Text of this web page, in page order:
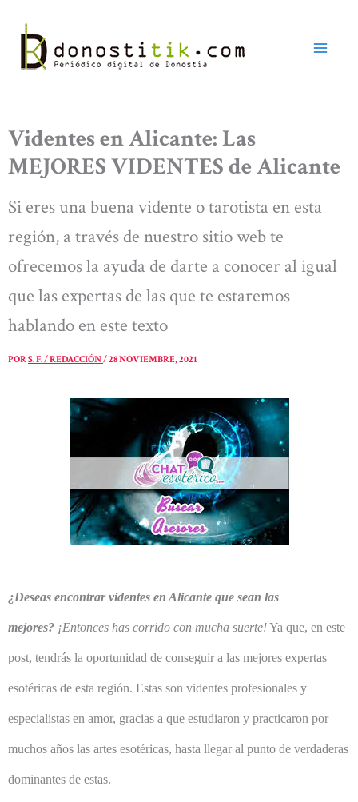
contenido
Videntes en Alicante: Las
MEJORES VIDENTES de Alicante
Si eres una buena vidente o tarotista en esta
región, a través de nuestro sitio web te
ofrecemos la ayuda de darte a conocer al igual
que las expertas de las que te estaremos
hablando en este texto
PORS. F. / REDACCIÓN/28 NOVIEMBRE, 2021
¿Deseas encontrar videntes en Alicante que sean las
mejores? ¡Entonces has corrido con mucha suerte!Ya que, en este
post, tendrás la oportunidad de conseguir a las mejores expertas
esotéricas de esta región. Estas son videntes profesionales y
especialistas en amor, gracias a que estudiaron y practicaron por
muchos años las artes esotéricas, hasta llegar al punto de verdaderas
dominantes de estas.